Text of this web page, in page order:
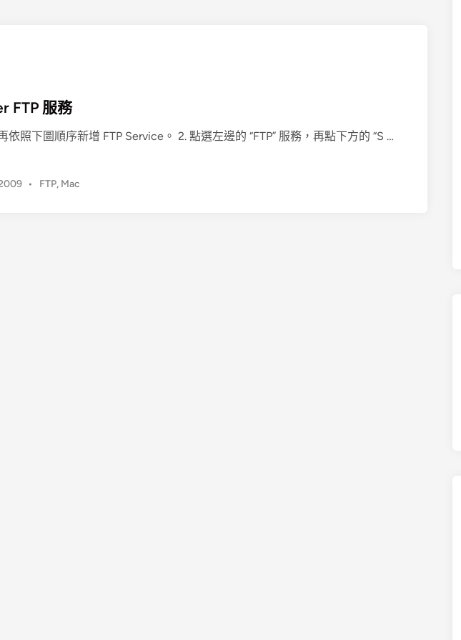
FTP 服務
依照下圖順序新增 FTP Service。 2. 點選左邊的 “FTP” 服務，再點下方的 “S …
• FTP, Mac